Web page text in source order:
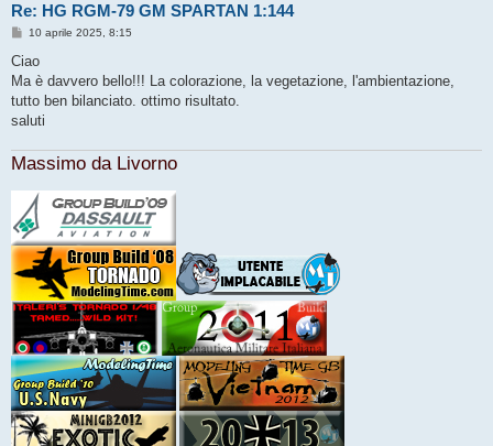
Re: HG RGM-79 GM SPARTAN 1:144
M
s
a
g
i
10 aprile 2025, 8:15
Ciao
Ma è davvero bello!!! La colorazione, la vegetazione, l'ambientazione,
tutto ben bilanciato. ottimo risultato.
saluti
Massimo da Livorno